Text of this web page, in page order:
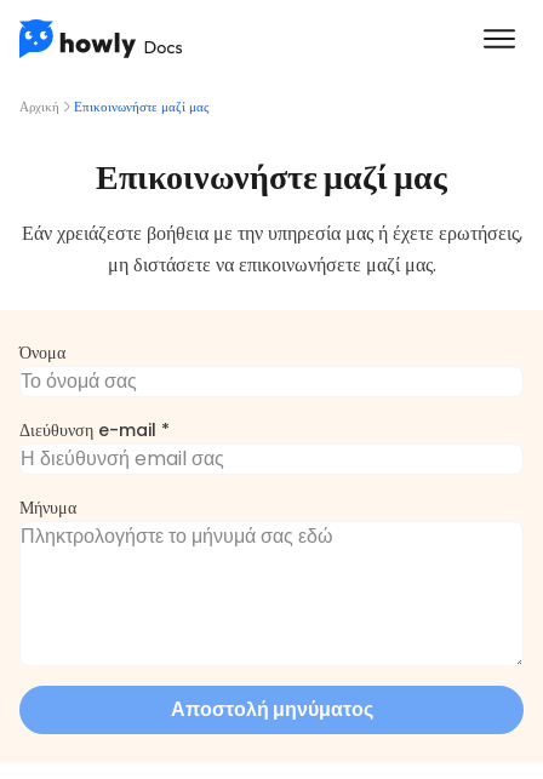
Αρχική Επικοινωνήστε μαζί μας
Όνομα
Διεύθυνση e-mail *
Μήνυμα
Αποστολή μηνύματος
Επικοινωνήστε μαζί μας
Εάν χρειάζεστε βοήθεια με την υπηρεσία μας ή έχετε ερωτήσεις,
μη διστάσετε να επικοινωνήσετε μαζί μας.